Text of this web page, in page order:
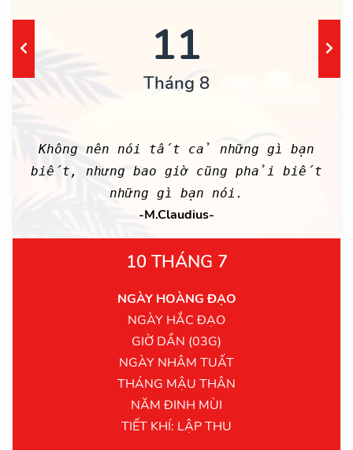
11
Tháng 8
Không nên nói tất cả những gì bạn
biết, nhưng bao giờ cũng phải biết
những gì bạn nói.
-M.Claudius-
10 THÁNG 7
NGÀY HOÀNG ĐẠO
NGÀY HẮC ĐẠO
GIỜ DẦN (03G)
NGÀY NHÂM TUẤT
THÁNG MẬU THÂN
NĂM ĐINH MÙI
TIẾT KHÍ: LẬP THU